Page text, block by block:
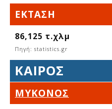
Δείτε μας:
Δείτε μας:
Δείτε μας:
Δείτε μας:
Δείτε μας:
Δείτε μας:
Δείτε μας:
Δείτε μας:
ΈΚΤΑΣΗ
86,125 τ.χλμ
Πηγή: statistics.gr
ΚΑΙΡΌΣ
ΜΎΚΟΝΟΣ